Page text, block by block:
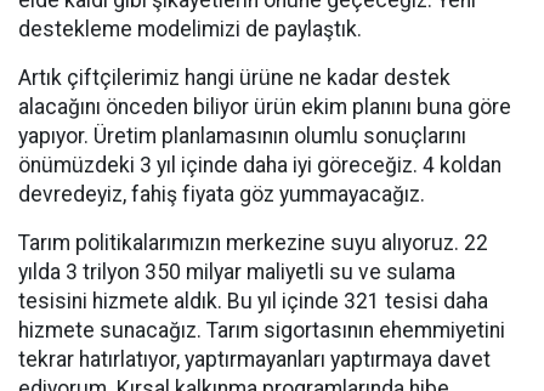
destekleme modelimizi de paylaştık.
Artık çiftçilerimiz hangi ürüne ne kadar destek
alacağını önceden biliyor ürün ekim planını buna göre
yapıyor. Üretim planlamasının olumlu sonuçlarını
önümüzdeki 3 yıl içinde daha iyi göreceğiz. 4 koldan
devredeyiz, fahiş fiyata göz yummayacağız.
Tarım politikalarımızın merkezine suyu alıyoruz. 22
yılda 3 trilyon 350 milyar maliyetli su ve sulama
tesisini hizmete aldık. Bu yıl içinde 321 tesisi daha
hizmete sunacağız. Tarım sigortasının ehemmiyetini
tekrar hatırlatıyor, yaptırmayanları yaptırmaya davet